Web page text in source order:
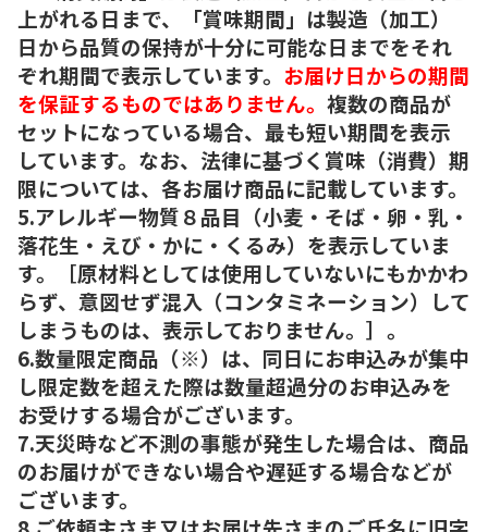
上がれる日まで、「賞味期間」は製造（加工）
日から品質の保持が十分に可能な日までをそれ
ぞれ期間で表示しています。 お届け日からの期間
を保証するものではありません。 複数の商品が
セットになっている場合、最も短い期間を表示
しています。なお、法律に基づく賞味（消費）期
限については、各お届け商品に記載しています。
5.アレルギー物質８品目（小麦・そば・卵・乳・
落花生・えび・かに・くるみ）を表示していま
す。［原材料としては使用していないにもかかわ
らず、意図せず混入（コンタミネーション）して
しまうものは、表示しておりません。］。
6.数量限定商品（※）は、同日にお申込みが集中
し限定数を超えた際は数量超過分のお申込みを
お受けする場合がございます。
7.天災時など不測の事態が発生した場合は、商品
のお届けができない場合や遅延する場合などが
ございます。